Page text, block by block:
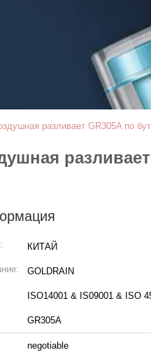
разливает GR305A по
КИТАЙ
GOLDRAIN
ISO14001 & IS09001 & ISO
GR305A
negotiable